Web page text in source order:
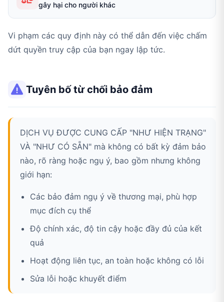
gây hại cho người khác
Vi phạm các quy định này có thể dẫn đến việc chấm
dứt quyền truy cập của bạn ngay lập tức.
Tuyên bố từ chối bảo đảm
DỊCH VỤ ĐƯỢC CUNG CẤP "NHƯ HIỆN TRẠNG"
VÀ "NHƯ CÓ SẴN" mà không có bất kỳ đảm bảo
nào, rõ ràng hoặc ngụ ý, bao gồm nhưng không
giới hạn:
Các bảo đảm ngụ ý về thương mại, phù hợp
mục đích cụ thể
Độ chính xác, độ tin cậy hoặc đầy đủ của kết
quả
Hoạt động liên tục, an toàn hoặc không có lỗi
Sửa lỗi hoặc khuyết điểm